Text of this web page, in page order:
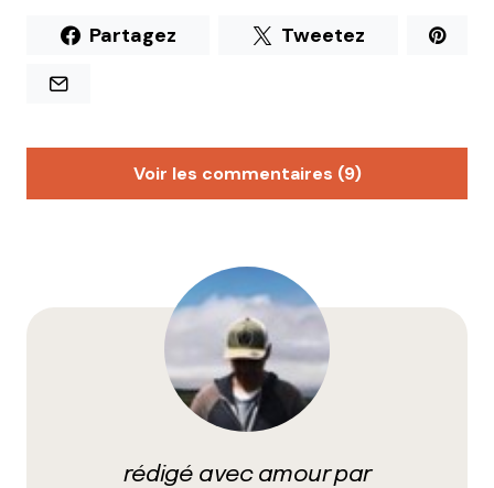
Partagez Tweetez
Voir les commentaires (9)
Très bien tout ça ! Je serais plus tentée par
l’assiette du samedi pour ma part. Et comme ça, on
entendra plus parler du pire bar de Lyon ?
**tousse** je ne connais point de « PiouMPimou » :]
rédigé avec amour par